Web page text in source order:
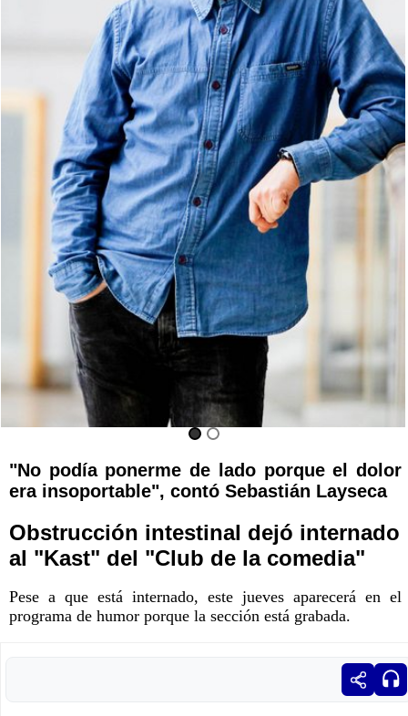
"No podía ponerme de lado porque el dolor
era insoportable", contó Sebastián Layseca
Obstrucción intestinal dejó internado
al "Kast" del "Club de la comedia"
Pese a que está internado, este jueves aparecerá en el
programa de humor porque la sección está grabada.